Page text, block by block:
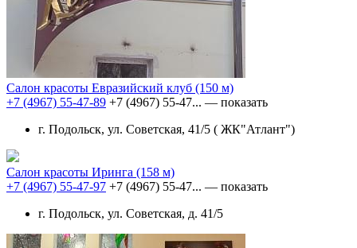
Салон красоты Евразийский клуб (150 м)
+7 (4967) 55-47-89 +7 (4967) 55-47... — показать
г. Подольск, ул. Советская, 41/5 ( ЖК"Атлант")
Салон красоты Иринга (158 м)
+7 (4967) 55-47-97 +7 (4967) 55-47... — показать
г. Подольск, ул. Советская, д. 41/5